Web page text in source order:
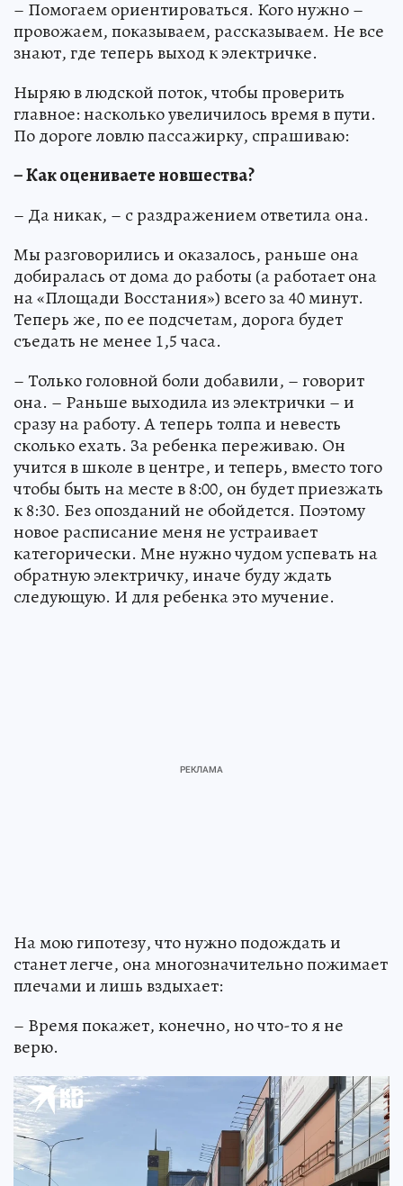
– Помогаем ориентироваться. Кого нужно –
провожаем, показываем, рассказываем. Не все
знают, где теперь выход к электричке.
Ныряю в людской поток, чтобы проверить
главное: насколько увеличилось время в пути.
По дороге ловлю пассажирку, спрашиваю:
– Как оцениваете новшества?
– Да никак, – с раздражением ответила она.
Мы разговорились и оказалось, раньше она
добиралась от дома до работы (а работает она
на «Площади Восстания») всего за 40 минут.
Теперь же, по ее подсчетам, дорога будет
съедать не менее 1,5 часа.
– Только головной боли добавили, – говорит
она. – Раньше выходила из электрички – и
сразу на работу. А теперь толпа и невесть
сколько ехать. За ребенка переживаю. Он
учится в школе в центре, и теперь, вместо того
чтобы быть на месте в 8:00, он будет приезжать
к 8:30. Без опозданий не обойдется. Поэтому
новое расписание меня не устраивает
категорически. Мне нужно чудом успевать на
обратную электричку, иначе буду ждать
следующую. И для ребенка это мучение.
На мою гипотезу, что нужно подождать и
станет легче, она многозначительно пожимает
плечами и лишь вздыхает:
– Время покажет, конечно, но что-то я не
верю.